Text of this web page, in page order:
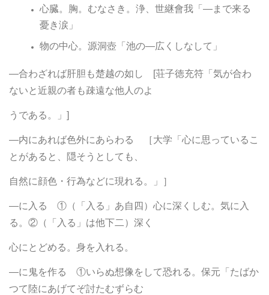
心臓。胸。むなさき。浄、世継會我「―まで来る
憂き涙」
物の中心。源洞壺「池の―広くしなして」
―合わざれば肝胆も楚越の如し [荘子徳充符「気が合わ
ないと近親の者も疎遠な他人のよ
うである。」]
―内にあれば色外にあらわる ［大学「心に思っているこ
とがあると、隠そうとしても、
自然に顔色・行為などに現れる。」］
―に入る ①（「入る」あ自四）心に深くしむ。気に入
る。②（「入る」は他下二）深く
心にとどめる。身を入れる。
―に鬼を作る ①いらぬ想像をして恐れる。保元「たばか
つて陸にあげてぞ討たむずらむ